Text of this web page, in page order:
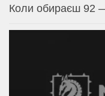
Коли обираєш 92